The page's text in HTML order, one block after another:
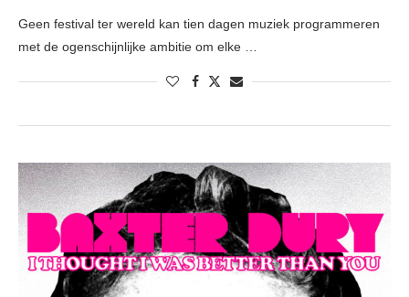
Geen festival ter wereld kan tien dagen muziek programmeren
met de ogenschijnlijke ambitie om elke …